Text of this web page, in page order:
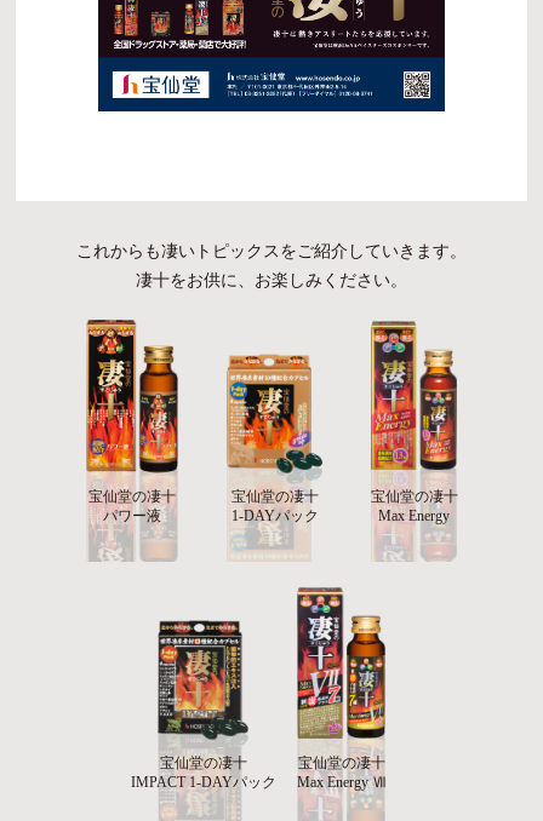
これからも凄いトピックスをご紹介していきます。
凄十をお供に、お楽しみください。
宝仙堂の凄十
パワー液
宝仙堂の凄十
1-DAYパック
宝仙堂の凄十
Max Energy
宝仙堂の凄十
IMPACT 1-DAYパック
宝仙堂の凄十
Max Energy Ⅶ